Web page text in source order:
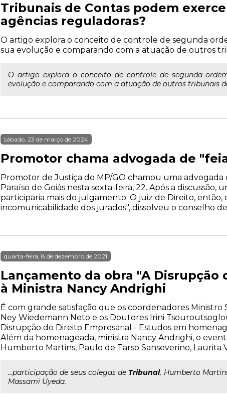
Tribunais de Contas podem
agências reguladoras?
O artigo explora o conceito de controle de segunda
sua evolução e comparando com a atuação de outros
O artigo explora o conceito de controle de segunda
evolução e comparando com a atuação de outros tribunais
sábado, 23 de março de 2024
Promotor chama advogada de
Promotor de Justiça do MP/GO chamou uma
Paraíso de Goiás nesta sexta-feira, 22. Após a
participaria mais do julgamento. O juiz de Direito,
incomunicabilidade dos jurados", dissolveu o conselho
quarta-feira, 8 de dezembro de 2021
Lançamento da obra "A
à Ministra Nancy Andrighi
É com grande satisfação que os coordenadores
Ney Wiedemann Neto e os Doutores Irini
Disrupção do Direito Empresarial - Estudos em
Além da homenageada, ministra Nancy Andrighi, o
Humberto Martins, Paulo de Tarso Sanseverino, Laurita
...participação de seus colegas de Tribunal, Humberto
Massami Uyeda.